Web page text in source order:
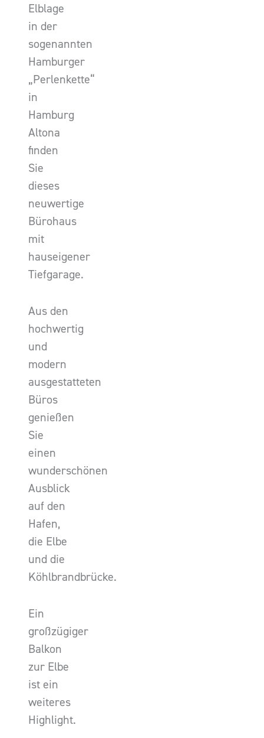
Elblage
in der
sogenannten
Hamburger
„Perlenkette“
in
Hamburg
Altona
finden
Sie
dieses
neuwertige
Bürohaus
mit
hauseigener
Tiefgarage.
Aus den
hochwertig
und
modern
ausgestatteten
Büros
genießen
Sie
einen
wunderschönen
Ausblick
auf den
Hafen,
die Elbe
und die
Köhlbrandbrücke.
Ein
großzügiger
Balkon
zur Elbe
ist ein
weiteres
Highlight.